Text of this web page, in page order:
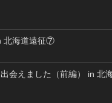
北海道遠征⑦
会えました（前編） in 北